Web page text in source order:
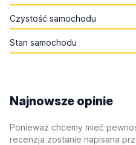
Czystość samochodu
Stan samochodu
Najnowsze opinie
Ponieważ chcemy mieć
recenzja zostanie napisana